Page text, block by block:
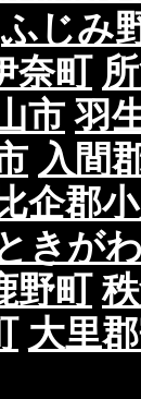
ふじみ
奈町
市 羽
入間
比企郡
きが
野町
大里